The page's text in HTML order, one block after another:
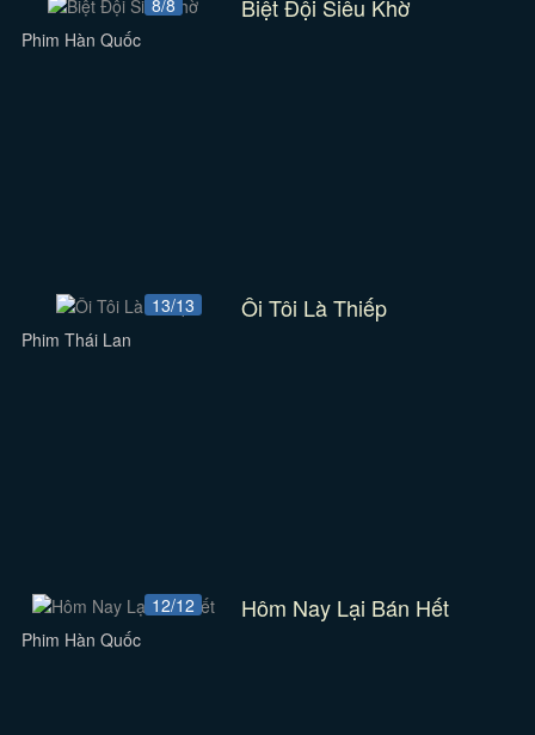
8/8 Biệt Đội Siêu Khờ
Phim Hàn Quốc
13/13 Ôi Tôi Là Thiếp
Phim Thái Lan
12/12 Hôm Nay Lại Bán Hết
Phim Hàn Quốc